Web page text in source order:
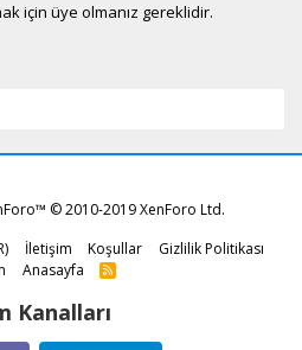
için üye olmanız gereklidir.
© 2010-2019 XenForo Ltd.
İletişim Koşullar
Gizlilik Politikası
Anasayfa
R
Kanalları